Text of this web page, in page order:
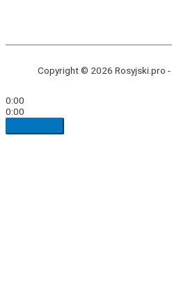
Copyright © 2026 Rosyjski.pro -
0:00
0:00